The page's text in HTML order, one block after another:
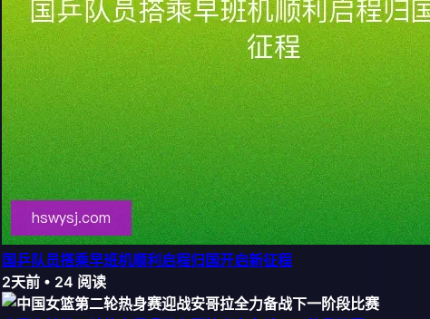
国乒队员搭乘早班机顺利启程归国开启新征程
2天前 • 24 阅读